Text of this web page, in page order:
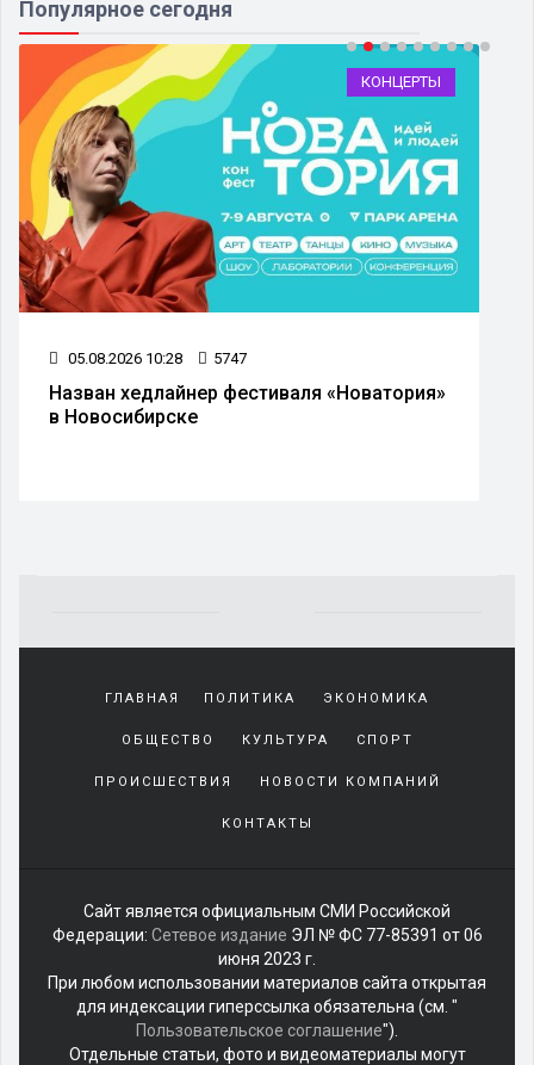
Популярное сегодня
КОНЦЕРТЫ
05.08.2026 10:28 5747
Назван хедлайнер фестиваля «Новатория»
в Новосибирске
sürekli
beraber
geçirerek
harcadığı
yakın
olan
arkadaşına
misafir
olarak
kalmaya
ГЛАВНАЯ ПОЛИТИКА ЭКОНОМИКА
ОБЩЕСТВО КУЛЬТУРА СПОРТ
ПРОИСШЕСТВИЯ НОВОСТИ КОМПАНИЙ
КОНТАКТЫ
Сайт является официальным СМИ Российской
Федерации: Сетевое издание ЭЛ № ФС 77-85391 от 06
июня 2023 г.
При любом использовании материалов сайта открытая
для индексации гиперссылка обязательна (см. "
Пользовательское соглашение").
Отдельные статьи, фото и видеоматериалы могут